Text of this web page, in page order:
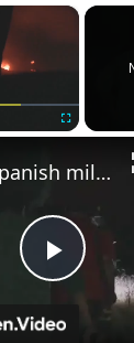
×
P
Spain: Spanish military crews fight wildfire overnight in Sierra Oeste region.